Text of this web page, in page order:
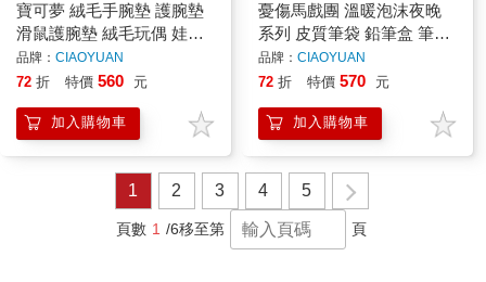
寶可夢 絨毛手腕墊 護腕墊
滑鼠護腕墊 絨毛玩偶 娃娃
皮卡丘 卡比獸 神奇寶貝
品牌： CIAOYUAN
72 折 特價 560 元
加入購物車
憂傷馬戲團 溫暖泡沫夜晚
系列 皮質筆袋 鉛筆盒 筆袋
夏波 波波 波波兔 San-X
品牌： CIAOYUAN
72 折 特價 570 元
加入購物車
1 2 3 4 5
頁數 1 /6移至第 頁